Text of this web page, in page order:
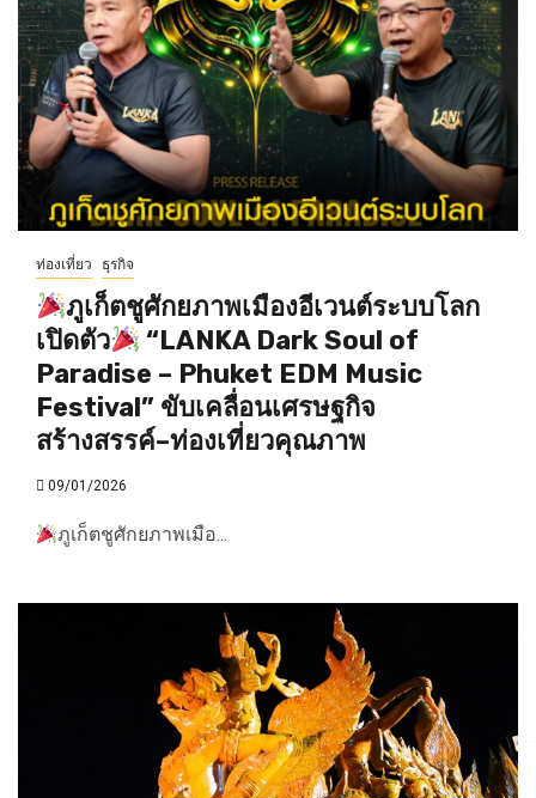
ท่องเที่ยว ธุรกิจ
ภูเก็ตชูศักยภาพเมืองอีเวนต์ระบบโลก
เปิดตัว
“LANKA Dark Soul of
Paradise – Phuket EDM Music
Festival” ขับเคลื่อนเศรษฐกิจ
สร้างสรรค์–ท่องเที่ยวคุณภาพ
09/01/2026
ภูเก็ตชูศักยภาพเมือ...